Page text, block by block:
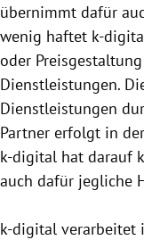
übernimmt dafür
wenig haftet k-
oder
Dienstleistungen.
Dienstleistungen
Partner erfolgt in
k-digital hat darauf
auch dafür jegliche
k-digital verarbeitet